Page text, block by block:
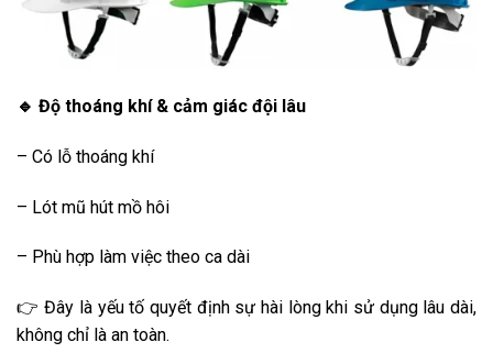
🔹 Độ thoáng khí & cảm giác đội lâu
– Có lỗ thoáng khí
– Lót mũ hút mồ hôi
– Phù hợp làm việc theo ca dài
👉 Đây là yếu tố quyết định sự hài lòng khi sử dụng lâu dài,
không chỉ là an toàn.